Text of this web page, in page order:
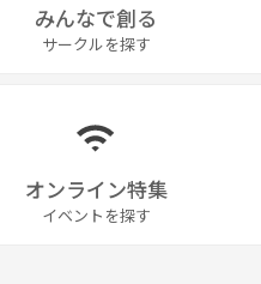
みんなで創る
サークルを探す
オンライン特集
イベントを探す